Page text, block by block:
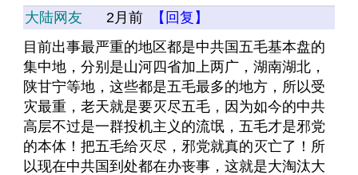
大陆网友 2月前
【回复】
目前出事最严重的地区都是中共国五毛基本盘的
集中地，分别是山河四省加上两广，湖南湖北，
陕甘宁等地，这些都是五毛最多的地方，所以受
灾最重，老天就是要灭尽五毛，因为如今的中共
高层不过是一群投机主义的流氓，五毛才是邪党
的本体！把五毛给灭尽，邪党就真的灭亡了！所
以现在中共国到处都在办丧事，这就是大淘汰大